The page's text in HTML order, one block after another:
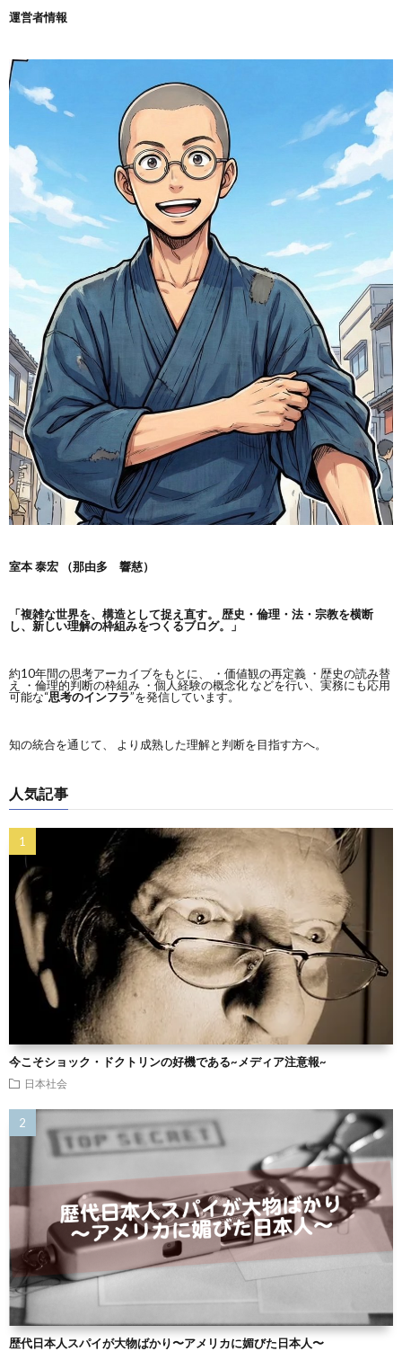
運営者情報
室本 泰宏 （那由多 響慈）
「複雑な世界を、構造として捉え直す。
歴史・倫理・法・宗教を横断
し、新しい理解の枠組みをつくるブログ。」
約10年間の思考アーカイブをもとに、 ・価値観の再定義 ・歴史の読み替
え ・倫理的判断の枠組み ・個人経験の概念化 などを行い、実務にも応用
可能な“思考のインフラ”を発信しています。
知の統合を通じて、 より成熟した理解と判断を目指す方へ。
人気記事
今こそショック・ドクトリンの好機である~メディア注意報~
日本社会
歴代日本人スパイが大物ばかり〜アメリカに媚びた日本人〜